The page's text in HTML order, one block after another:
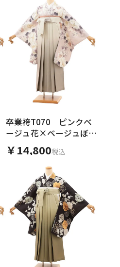
卒業袴T070 ピンクベ
ージュ花×ベージュぼか
し
￥14,800税込